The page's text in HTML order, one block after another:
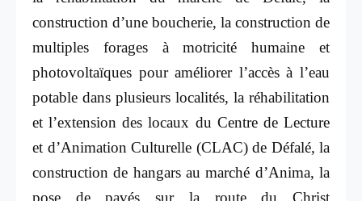
construction d’une boucherie, la construction de
multiples forages à motricité humaine et
photovoltaïques pour améliorer l’accès à l’eau
potable dans plusieurs localités, la réhabilitation
et l’extension des locaux du Centre de Lecture
et d’Animation Culturelle (CLAC) de Défalé, la
construction de hangars au marché d’Anima, la
pose de pavés sur la route du Christ